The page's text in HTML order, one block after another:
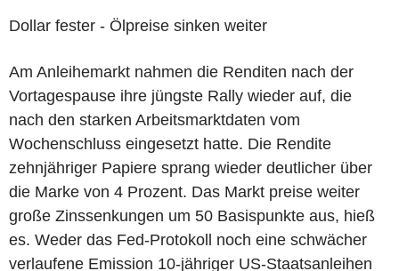
Dollar fester - Ölpreise sinken weiter
Am Anleihemarkt nahmen die Renditen nach der
Vortagespause ihre jüngste Rally wieder auf, die
nach den starken Arbeitsmarktdaten vom
Wochenschluss eingesetzt hatte. Die Rendite
zehnjähriger Papiere sprang wieder deutlicher über
die Marke von 4 Prozent. Das Markt preise weiter
große Zinssenkungen um 50 Basispunkte aus, hieß
es. Weder das Fed-Protokoll noch eine schwächer
verlaufene Emission 10-jähriger US-Staatsanleihen